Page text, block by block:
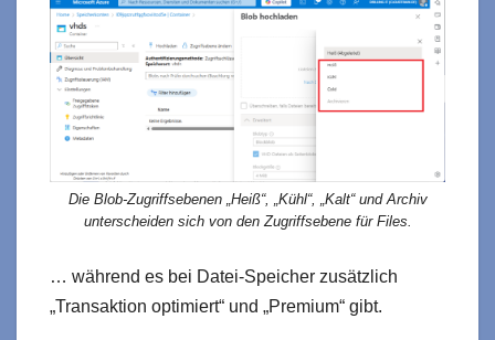
Die Blob-Zugriffsebenen „Heiß“, „Kühl“, „Kalt“ und Archiv
unterscheiden sich von den Zugriffsebene für Files.
… während es bei Datei-Speicher zusätzlich
„Transaktion optimiert“ und „Premium“ gibt.